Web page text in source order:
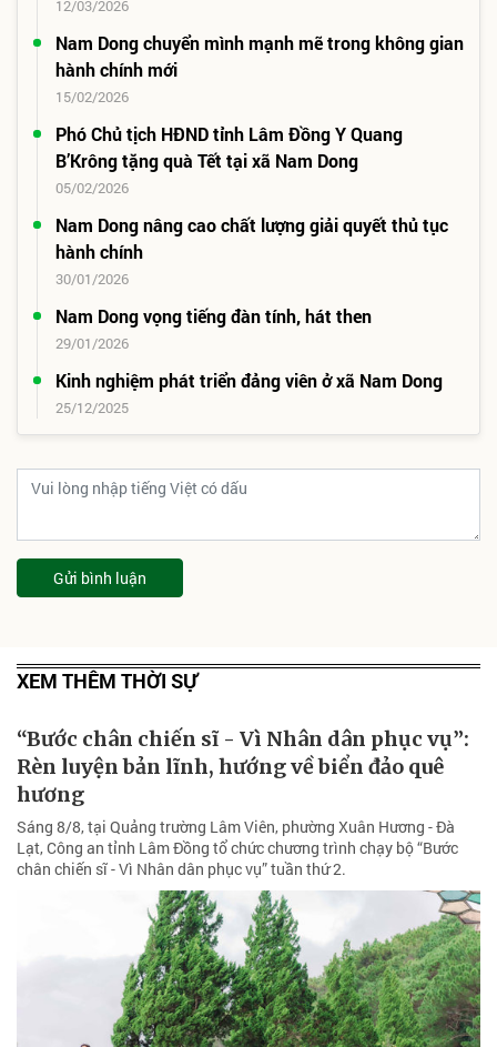
12/03/2026
Nam Dong chuyển mình mạnh mẽ trong không gian
hành chính mới
15/02/2026
Phó Chủ tịch HĐND tỉnh Lâm Đồng Y Quang
B’Krông tặng quà Tết tại xã Nam Dong
05/02/2026
Nam Dong nâng cao chất lượng giải quyết thủ tục
hành chính
30/01/2026
Nam Dong vọng tiếng đàn tính, hát then
29/01/2026
Kinh nghiệm phát triển đảng viên ở xã Nam Dong
25/12/2025
Gửi bình luận
XEM THÊM THỜI SỰ
“Bước chân chiến sĩ - Vì Nhân dân phục vụ”:
Rèn luyện bản lĩnh, hướng về biển đảo quê
hương
Sáng 8/8, tại Quảng trường Lâm Viên, phường Xuân Hương - Đà
Lạt, Công an tỉnh Lâm Đồng tổ chức chương trình chạy bộ “Bước
chân chiến sĩ - Vì Nhân dân phục vụ” tuần thứ 2.